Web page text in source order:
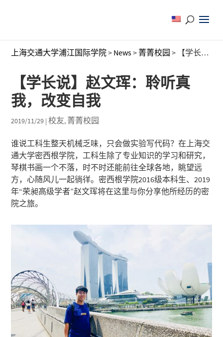
上海交通大学浦江国际学院> News>菁菁校园 > 【学长说】赵文珲：聆听真我，改变自我
【学长说】赵文珲：聆听真
我，改变自我
2019/11/29 |校友, 菁菁校园
谁说工科生整天机械乏味，只会做实验写代码？在上海交
通大学密西根学院，工科生除了专业知识的学习和研究，
琴棋书画一个不落，时不时还能前往全球各地，眺望远
方，心随风儿一起徜徉。密西根学院2016级本科生、2019
年“荣昶高级学者”赵文珲将在这里与你分享他所经历的密
院之旅。